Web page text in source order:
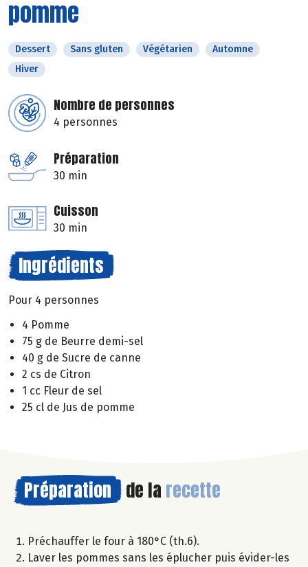
pomme
Dessert Sans gluten Végétarien
Automne
Hiver
Nombre de personnes
4 personnes
Préparation
30 min
Cuisson
30 min
Ingrédients
Pour 4 personnes
4 Pomme
75 g de Beurre demi-sel
40 g de Sucre de canne
2 cs de Citron
1 cc Fleur de sel
25 cl de Jus de pomme
Préparation de la recette
Préchauffer le four à 180°C (th.6).
Laver les pommes sans les éplucher puis évider-les